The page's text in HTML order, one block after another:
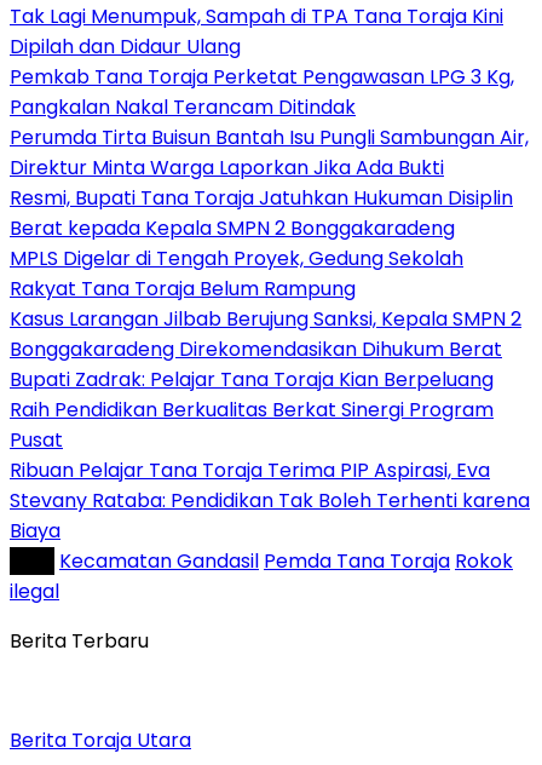
Tak Lagi Menumpuk, Sampah di TPA Tana Toraja Kini
Dipilah dan Didaur Ulang
Pemkab Tana Toraja Perketat Pengawasan LPG 3 Kg,
Pangkalan Nakal Terancam Ditindak
Perumda Tirta Buisun Bantah Isu Pungli Sambungan Air,
Direktur Minta Warga Laporkan Jika Ada Bukti
Resmi, Bupati Tana Toraja Jatuhkan Hukuman Disiplin
Berat kepada Kepala SMPN 2 Bonggakaradeng
MPLS Digelar di Tengah Proyek, Gedung Sekolah
Rakyat Tana Toraja Belum Rampung
Kasus Larangan Jilbab Berujung Sanksi, Kepala SMPN 2
Bonggakaradeng Direkomendasikan Dihukum Berat
Bupati Zadrak: Pelajar Tana Toraja Kian Berpeluang
Raih Pendidikan Berkualitas Berkat Sinergi Program
Pusat
Ribuan Pelajar Tana Toraja Terima PIP Aspirasi, Eva
Stevany Rataba: Pendidikan Tak Boleh Terhenti karena
Biaya
Kecamatan Gandasil Pemda Tana Toraja Rokok
ilegal
Berita Terbaru
Berita Toraja Utara